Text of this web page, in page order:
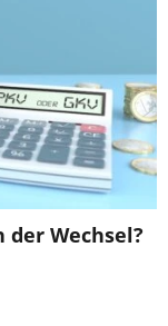
der Wechsel?